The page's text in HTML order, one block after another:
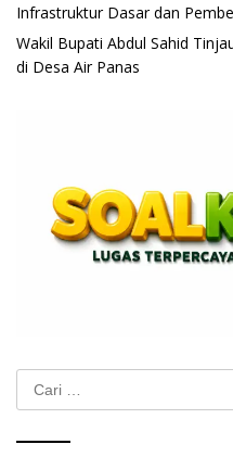
Infrastruktur Dasar dan
Wakil Bupati Abdul Sahid
di Desa Air Panas